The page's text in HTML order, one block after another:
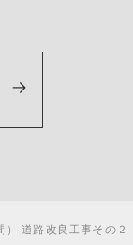
道路改良工事その２